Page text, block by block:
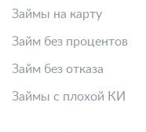
Займы на карту
Займ без процентов
Займ без отказа
Займы с плохой КИ